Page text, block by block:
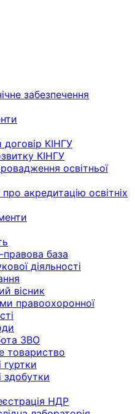
забезпечення
КІНГУ
КІНГУ
освітньої
акредитацію освітніх
база
діяльності
вісник
правоохоронної
ЗВО
товариство
гуртки
здобутки
НДР